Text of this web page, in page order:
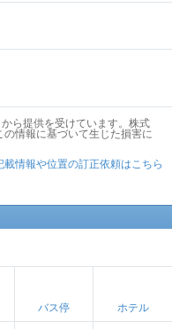
ら提供を受けています。株式
情報に基づいて生じた損害に
載情報や位置の訂正依頼はこちら
バス停 ホテル